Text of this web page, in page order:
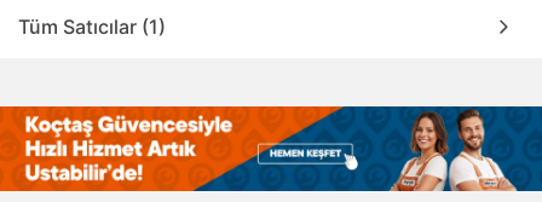
Tüm Satıcılar (1)